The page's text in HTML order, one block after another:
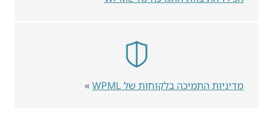
מדיניות התמיכה בלקוחות של WPML »